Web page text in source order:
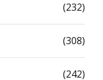
(232)
(308)
(242)